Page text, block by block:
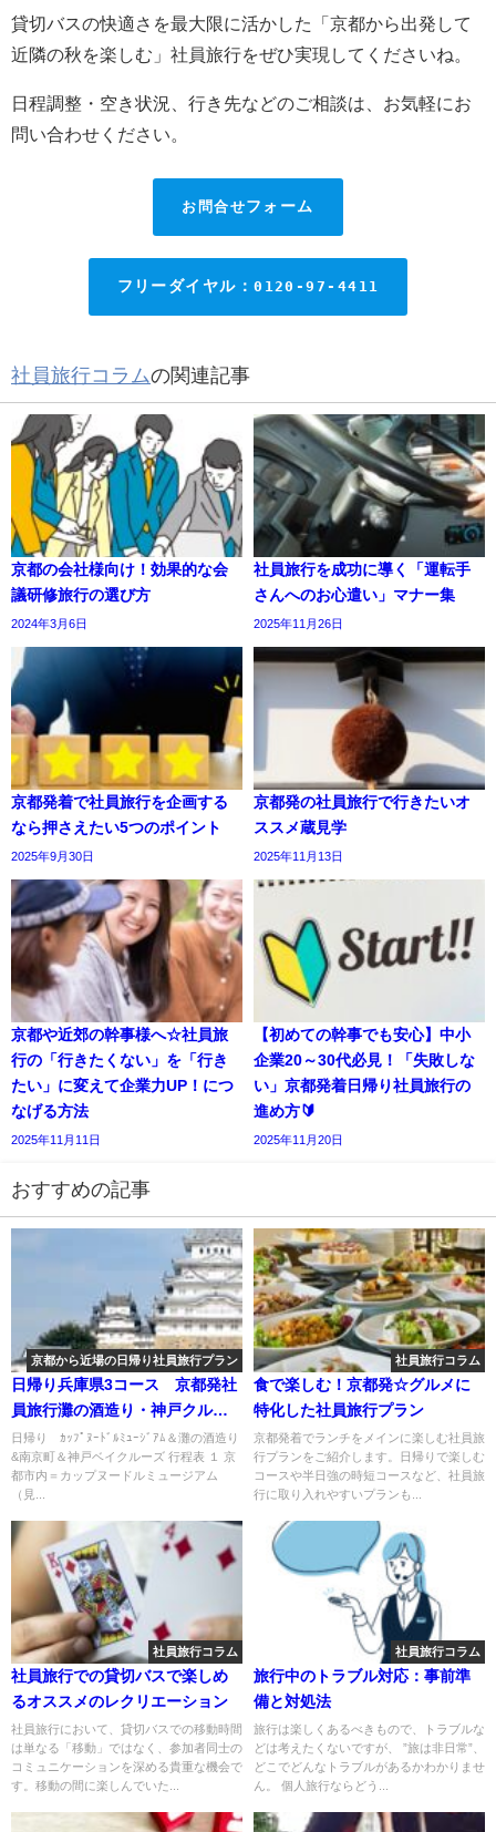
貸切バスの快適さを最大限に活かした「京都から出発して
近隣の秋を楽しむ」社員旅行をぜひ実現してくださいね。
日程調整・空き状況、行き先などのご相談は、お気軽にお
問い合わせください。
お問合せフォーム
フリーダイヤル：0120-97-4411
社員旅行コラムの関連記事
京都の会社様向け！効果的な会
議研修旅行の選び方
2024年3月6日
社員旅行を成功に導く「運転手
さんへのお心遣い」マナー集
2025年11月26日
京都発着で社員旅行を企画する
なら押さえたい5つのポイント
2025年9月30日
京都発の社員旅行で行きたいオ
ススメ蔵見学
2025年11月13日
京都や近郊の幹事様へ☆社員旅
行の「行きたくない」を「行き
たい」に変えて企業力UP！につ
なげる方法
2025年11月11日
【初めての幹事でも安心】中小
企業20～30代必見！「失敗しな
い」京都発着日帰り社員旅行の
進め方🔰
2025年11月20日
おすすめの記事
京都から近場の日帰り社員旅行プラン
日帰り兵庫県3コース 京都発社
員旅行灘の酒造り・神戸クルー
ズ・バーベキューや姫路城など
日帰り ｶｯﾌﾟﾇｰﾄﾞﾙﾐｭｰｼﾞｱﾑ＆灘の酒造り
&南京町＆神戸ベイクルーズ 行程表 １ 京
都市内＝カップヌードルミュージアム
（見...
社員旅行コラム
食で楽しむ！京都発☆グルメに
特化した社員旅行プラン
京都発着でランチをメインに楽しむ社員旅
行プランをご紹介します。日帰りで楽しむ
コースや半日強の時短コースなど、社員旅
行に取り入れやすいプランも...
社員旅行コラム
社員旅行での貸切バスで楽しめ
るオススメのレクリエーション
社員旅行において、貸切バスでの移動時間
は単なる「移動」ではなく、参加者同士の
コミュニケーションを深める貴重な機会で
す。移動の間に楽しんでいた...
社員旅行コラム
旅行中のトラブル対応：事前準
備と対処法
旅行は楽しくあるべきもので、トラブルな
どは考えたくないですが、 ”旅は非日常”、
どこでどんなトラブルがあるかわかりませ
ん。 個人旅行ならどう...